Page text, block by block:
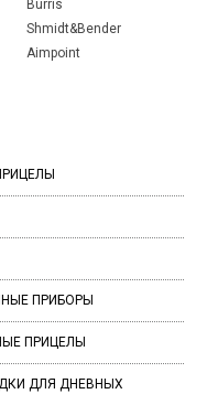
Burris
Shmidt&Bender
Aimpoint
ПРИБОРЫ
ПРИЦЕЛЫ
ДЛЯ ДНЕВНЫХ